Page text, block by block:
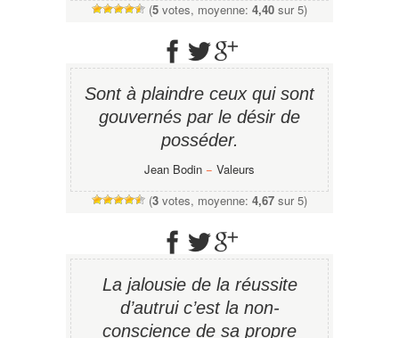
(5 votes, moyenne: 4,40 sur 5)
Sont à plaindre ceux qui sont
gouvernés par le désir de
posséder.
Jean Bodin − Valeurs
(3 votes, moyenne: 4,67 sur 5)
La jalousie de la réussite
d’autrui c’est la non-
conscience de sa propre